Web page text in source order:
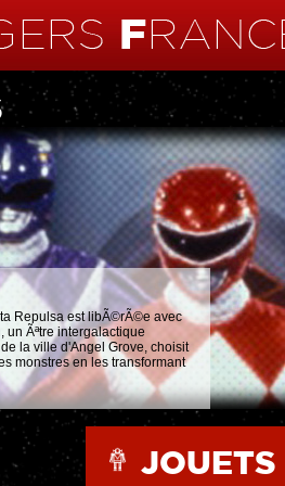
Repulsa est libÃ©rÃ©e avec
un Ãªtre intergalactique
la ville d'Angel Grove, choisit
monstres en les transformant
JOUETS